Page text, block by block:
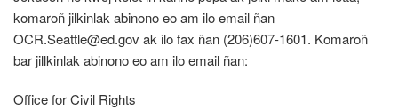
komaroñ jilkinlak abinono eo am ilo email ñan
OCR.Seattle@ed.gov ak ilo fax ñan (206)607-1601. Komaroñ
bar jillkinlak abinono eo am ilo email ñan:
Office for Civil Rights